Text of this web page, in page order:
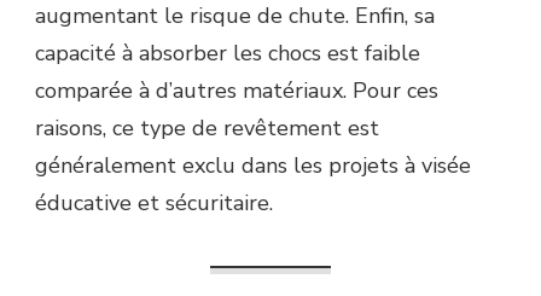
augmentant le risque de chute. Enfin, sa
capacité à absorber les chocs est faible
comparée à d’autres matériaux. Pour ces
raisons, ce type de revêtement est
généralement exclu dans les projets à visée
éducative et sécuritaire.